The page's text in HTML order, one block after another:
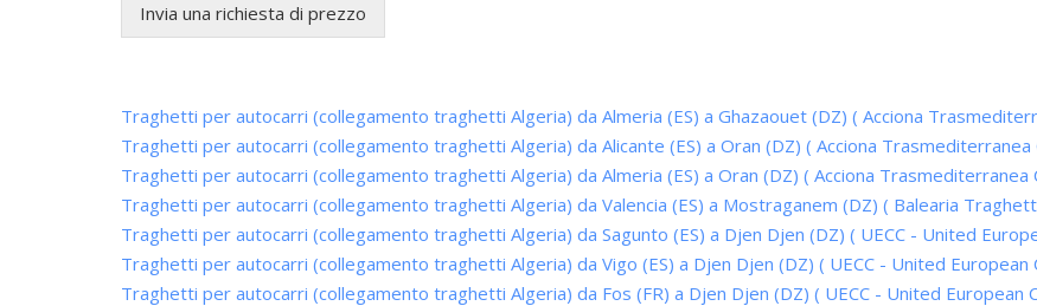
Invia una richiesta di prezzo
Traghetti per autocarri (collegamento traghetti Algeria) da Almeria (ES) a Ghazaouet (DZ) ( Acciona
Traghetti per autocarri (collegamento traghetti Algeria) da Alicante (ES) a Oran (DZ) ( Acciona
Traghetti per autocarri (collegamento traghetti Algeria) da Almeria (ES) a Oran (DZ) ( Acciona
Traghetti per autocarri (collegamento traghetti Algeria) da Valencia (ES) a Mostraganem (DZ) ( Balearia
Traghetti per autocarri (collegamento traghetti Algeria) da Sagunto (ES) a Djen Djen (DZ) ( UECC - United
Traghetti per autocarri (collegamento traghetti Algeria) da Vigo (ES) a Djen Djen (DZ) ( UECC - United
Traghetti per autocarri (collegamento traghetti Algeria) da Fos (FR) a Djen Djen (DZ) ( UECC - United